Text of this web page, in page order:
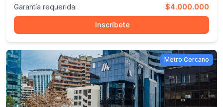
Garantía requerida: $4.000.000
Inscríbete
Metro Cercano